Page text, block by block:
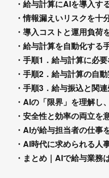
・給与計算にAIを導入す
・情報漏えいリスクを十
・導入コストと運用負荷
・給与計算を自動化する
・手順1．給与計算に必
・手順2．給与計算の自
・手順3．給与振込と関
・AIの「限界」を理解し
・安全性と効率の両立を
・AIが給与担当者の仕事
・AI時代に求められる人
・まとめ｜AIで給与業務